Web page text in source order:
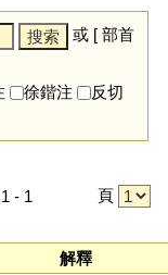
或 [ 部首
徐鍇注
反切
- 1 頁
解釋